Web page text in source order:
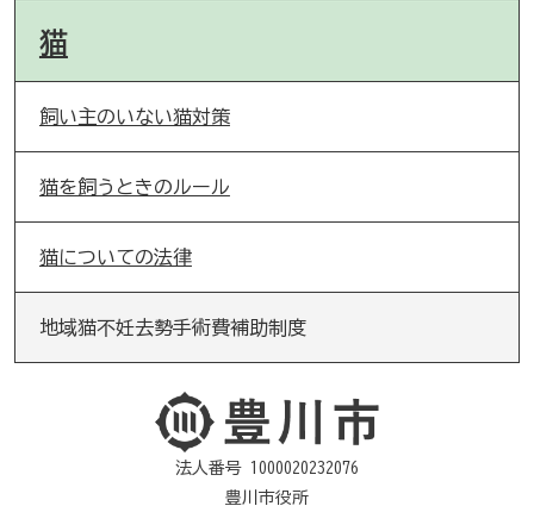
猫
飼い主のいない猫対策
猫を飼うときのルール
猫についての法律
地域猫不妊去勢手術費補助制度
法人番号 1000020232076
豊川市役所